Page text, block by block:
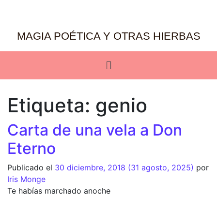
MAGIA POÉTICA Y OTRAS HIERBAS
Etiqueta: genio
Carta de una vela a Don
Eterno
Publicado el 30 diciembre, 2018 (31 agosto, 2025) por
Iris Monge
Te habías marchado anoche